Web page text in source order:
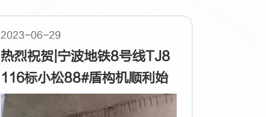
2023-06-29
热烈祝贺|宁波地铁8号线TJ8
116标小松88#盾构机顺利始
发